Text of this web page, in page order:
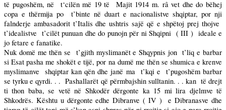
të pugoshëm, në
t‘cilën më 19 të Majit 1914 m. râ vet dhe do bëhej
copa e thërmija po
t’binte në duart e nacionalistve shqiptar, por nji
falnderje ambasadorit t’Italis dhe ushtris sajë që e shpëtoj prej thojve
t’idealistve t’cilët punuan dhe do punojn për ni Shqipni ( III ) ideale e
jo fetare e fanatike.
Nuk domë me thën se
t’gjith myslimanët e Shqypnis jon t’liq e barbar
si Esat pasha me shokët e tijë, por na dumë me thën se shumica e krenve
myslimanve
shqiptar kan qën dhe janë ma t’kqi e
t’pugoshëm barbar
se tyrku e qyrdi. . . Pashallarët që përmbajshin sulltanin. . . kan të drejt
ti thon baba, se vetë në Shkodër dërgonte ka 15 milira djelmve të
Shkodrës. Kështu u dërgonte edhe Dibranve ( IV )
e Dibranasve dhe